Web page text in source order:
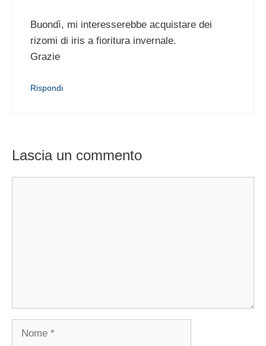
Buondì, mi interesserebbe acquistare dei
rizomi di iris a fioritura invernale.
Grazie
Rispondi
Lascia un commento